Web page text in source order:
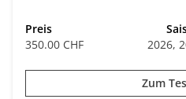
Preis
350.00 CHF
2026,
Zum